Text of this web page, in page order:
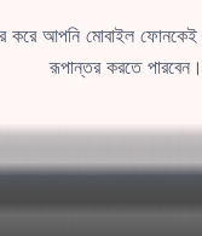
আপনি মোবাইল ফোনকেই
রূপান্তর করতে পারবেন।